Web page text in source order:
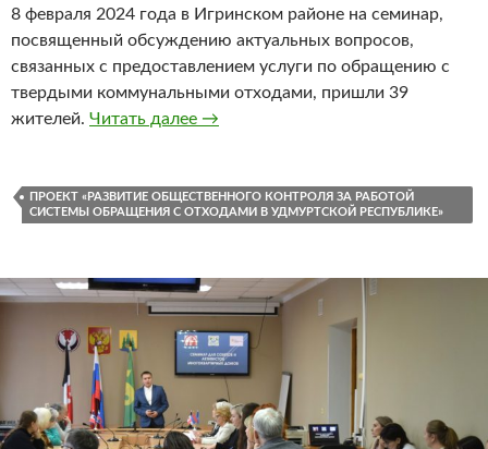
8 февраля 2024 года в Игринском районе на семинар,
посвященный обсуждению актуальных вопросов,
связанных с предоставлением услуги по обращению с
твердыми коммунальными отходами, пришли 39
жителей. Читать далее Семинар в Игринском районе
→
ПРОЕКТ «РАЗВИТИЕ ОБЩЕСТВЕННОГО КОНТРОЛЯ ЗА РАБОТОЙ
СИСТЕМЫ ОБРАЩЕНИЯ С ОТХОДАМИ В УДМУРТСКОЙ РЕСПУБЛИКЕ»